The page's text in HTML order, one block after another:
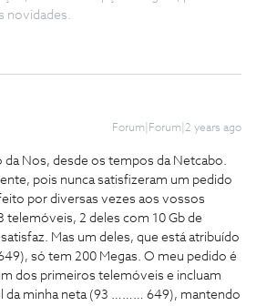
novidades.
Forum|Forum|2 years ago
Nos, desde os tempos da Netcabo.
pois nunca satisfizeram um pedido
por diversas vezes aos vossos
telemóveis, 2 deles com 10 Gb de
Mas um deles, que está atribuído
só tem 200 Megas. O meu pedido é
dos primeiros telemóveis e incluam
da minha neta (93 ……… 649), mantendo